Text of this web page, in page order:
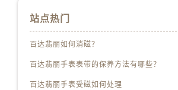
站点热门
百达翡丽如何消磁？
百达翡丽手表表带的保养方法有哪些？
百达翡丽手表受磁如何处理